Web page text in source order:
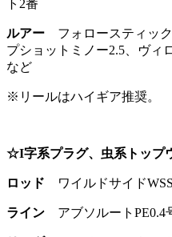
ト2番
ルアー フォロースティッ
プショットミノー2.5、ヴィ
など
※リールはハイギア推奨。
☆I字系プラグ、虫系トップ
ロッド ワイルドサイド
ライン アブソルートPE0.4